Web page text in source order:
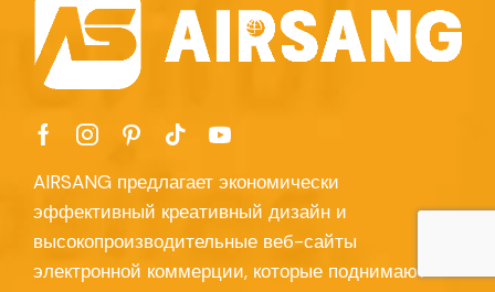
AIRSANG предлагает экономически
эффективный креативный дизайн и
высокопроизводительные веб-сайты
электронной коммерции, которые поднимают